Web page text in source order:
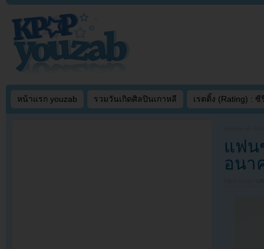
หน้าแรก youzab รวมวันเกิดศิลปินเกาหลี เรตติ้ง (Rating) : ซี
แฟน
อนา